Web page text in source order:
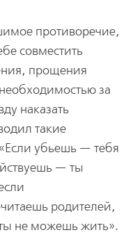
противоречие,
совместить
прощения
за
наказать
такие
убьешь — тебя
— ты
родителей,
не можешь жить».